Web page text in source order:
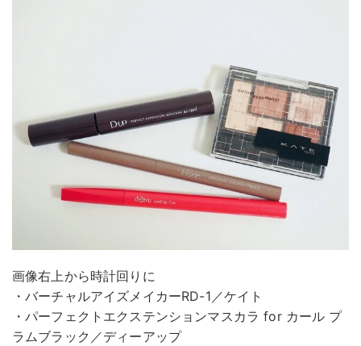
画像右上から時計回りに
・バーチャルアイズメイカーRD-1／ケイト
・パーフェクトエクステンションマスカラ for カール プ
ラムブラック／ディーアップ